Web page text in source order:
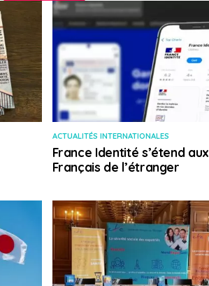
ACTUALITÉS INTERNATIONALES
France Identité s’étend aux
Français de l’étranger